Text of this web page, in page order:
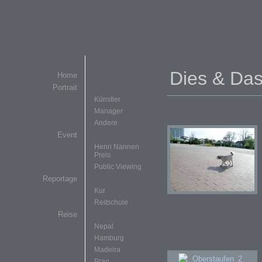
Home
Portrait
Künstler
Manager
Andere
Event
Henri Nannen
Preis
Public Viewing
Reportage
Kur
Reitschule
Reise
Nepal
Hamburg
Madeira
Dies &